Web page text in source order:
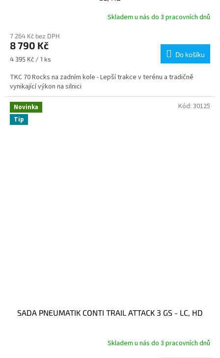
Skladem u nás do 3 pracovních dnů
7 264 Kč bez DPH
8 790 Kč
Měrná
4 395 Kč / 1 ks
Do košíku
TKC 70 Rocks na zadním kole - Lepší trakce v terénu a tradičně
vynikající výkon na silnici
Novinka
Tip
SADA PNEUMATIK CONTI TRAIL ATTACK 3 GS - LC, HD
Skladem u nás do 3 pracovních dnů
Kód: 30125